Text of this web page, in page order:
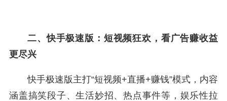
二、快手极速版：短视频狂欢，看广告赚收益
更尽兴
快手极速版主打“短视频+直播+赚钱”模式，内容
涵盖搞笑段子、生活妙招、热点事件等，娱乐性拉